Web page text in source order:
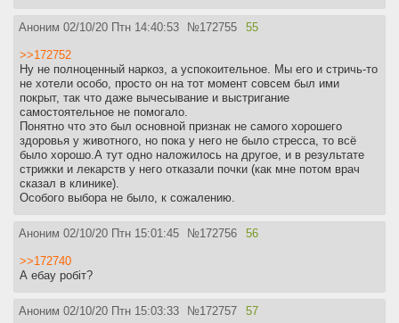
Аноним 02/10/20 Птн 14:40:53 №172755 55
>>172752
Ну не полноценный наркоз, а успокоительное. Мы его и стричь-то
не хотели особо, просто он на тот момент совсем был ими
покрыт, так что даже вычесывание и выстригание
самостоятельное не помогало.
Понятно что это был основной признак не самого хорошего
здоровья у животного, но пока у него не было стресса, то всё
было хорошо.А тут одно наложилось на другое, и в результате
стрижки и лекарств у него отказали почки (как мне потом врач
сказал в клинике).
Особого выбора не было, к сожалению.
Аноним 02/10/20 Птн 15:01:45 №172756 56
>>172740
А ебау робiт?
Аноним 02/10/20 Птн 15:03:33 №172757 57